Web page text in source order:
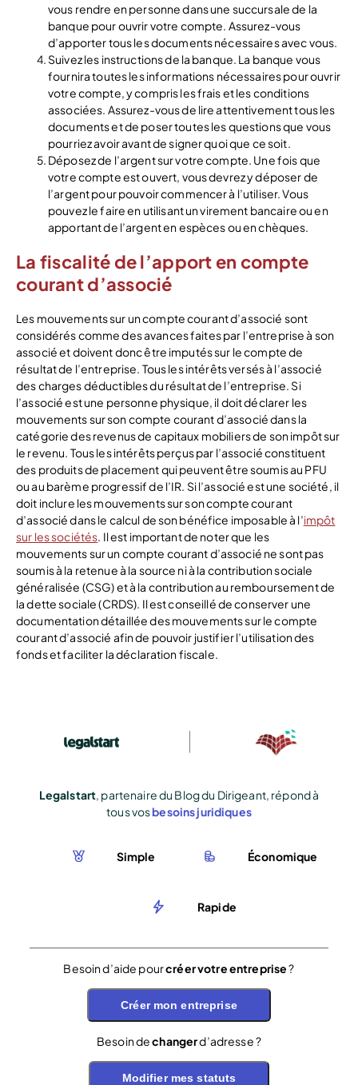
vous rendre en personne dans une succursale de la
banque pour ouvrir votre compte. Assurez-vous
d’apporter tous les documents nécessaires avec vous.
Suivez les instructions de la banque. La banque vous
fournira toutes les informations nécessaires pour ouvrir
votre compte, y compris les frais et les conditions
associées. Assurez-vous de lire attentivement tous les
documents et de poser toutes les questions que vous
pourriez avoir avant de signer quoi que ce soit.
Déposez de l’argent sur votre compte. Une fois que
votre compte est ouvert, vous devrez y déposer de
l’argent pour pouvoir commencer à l’utiliser. Vous
pouvez le faire en utilisant un virement bancaire ou en
apportant de l’argent en espèces ou en chèques.
La fiscalité de l’apport en compte
courant d’associé
Les mouvements sur un compte courant d’associé sont
considérés comme des avances faites par l’entreprise à son
associé et doivent donc être imputés sur le compte de
résultat de l’entreprise. Tous les intérêts versés à l’associé
des charges déductibles du résultat de l’entreprise. Si
l’associé est une personne physique, il doit déclarer les
mouvements sur son compte courant d’associé dans la
catégorie des revenus de capitaux mobiliers de son impôt sur
le revenu. Tous les intérêts perçus par l’associé constituent
des produits de placement qui peuvent être soumis au PFU
ou au barème progressif de l’IR. Si l’associé est une société, il
doit inclure les mouvements sur son compte courant
d’associé dans le calcul de son bénéfice imposable à l’impôt
sur les sociétés. Il est important de noter que les
mouvements sur un compte courant d’associé ne sont pas
soumis à la retenue à la source ni à la contribution sociale
généralisée (CSG) et à la contribution au remboursement de
la dette sociale (CRDS). Il est conseillé de conserver une
documentation détaillée des mouvements sur le compte
courant d’associé afin de pouvoir justifier l’utilisation des
fonds et faciliter la déclaration fiscale.
Legalstart , partenaire du Blog du Dirigeant, répond à
tous vosbesoins juridiques
Simple Économique
Rapide
Besoin d’aide pourcréer votre entreprise?
Créer mon entreprise
Besoin dechangerd’adresse ?
Modifier mes statuts